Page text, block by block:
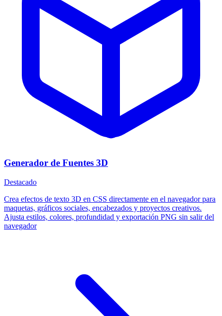
Generador de Fuentes 3D
Destacado
Crea efectos de texto 3D en CSS directamente en el navegador para
maquetas, gráficos sociales, encabezados y proyectos creativos.
Ajusta estilos, colores, profundidad y exportación PNG sin salir del
navegador